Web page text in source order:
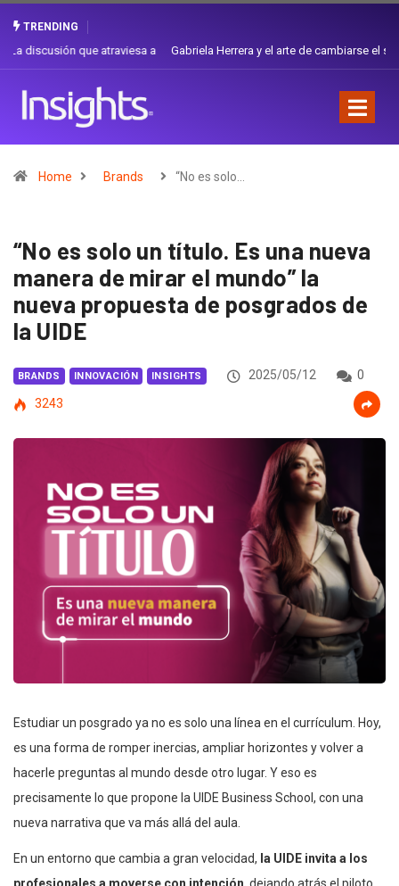
TRENDING
Gabriela Herrera y el arte de cambiarse el sombrero en Corporación
Home Brands “No es solo…
“No es solo un título. Es una nueva
manera de mirar el mundo” la
nueva propuesta de posgrados de
la UIDE
BRANDS INNOVACIÓN INSIGHTS 2025/05/12
0
3243
Estudiar un posgrado ya no es solo una línea en el currículum. Hoy,
es una forma de romper inercias, ampliar horizontes y volver a
hacerle preguntas al mundo desde otro lugar. Y eso es
precisamente lo que propone la UIDE Business School, con una
nueva narrativa que va más allá del aula.
En un entorno que cambia a gran velocidad, la UIDE invita a los